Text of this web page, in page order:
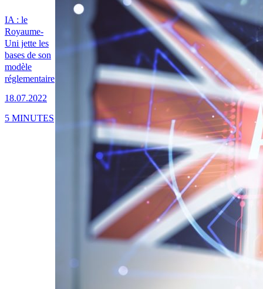
IA : le
Royaume-
Uni jette les
bases de son
modèle
réglementaire
18.07.2022
5 MINUTES